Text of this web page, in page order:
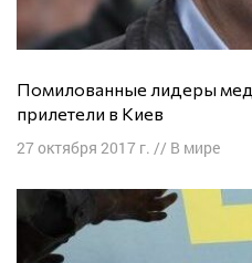
Помилованные лидеры меджлиса крымских татар
прилетели в Киев
27 октября 2017 г. // В мире